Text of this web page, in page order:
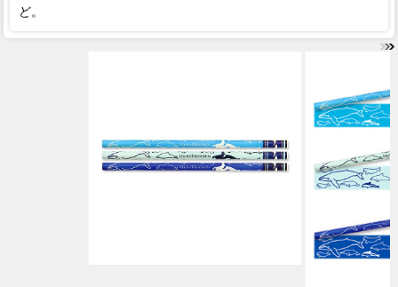
ど。